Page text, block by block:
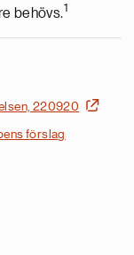
behövs.1
220920
förslag